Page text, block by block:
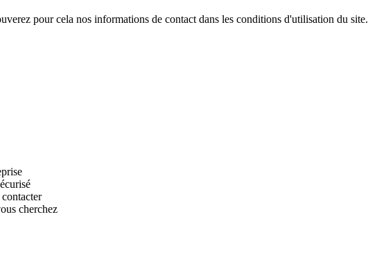
pour cela nos informations de contact dans les conditions d'utilisation du site.
cherchez